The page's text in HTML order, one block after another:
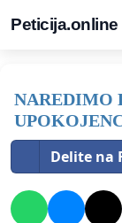
Peticija.online
NAREDIMO
Delite na